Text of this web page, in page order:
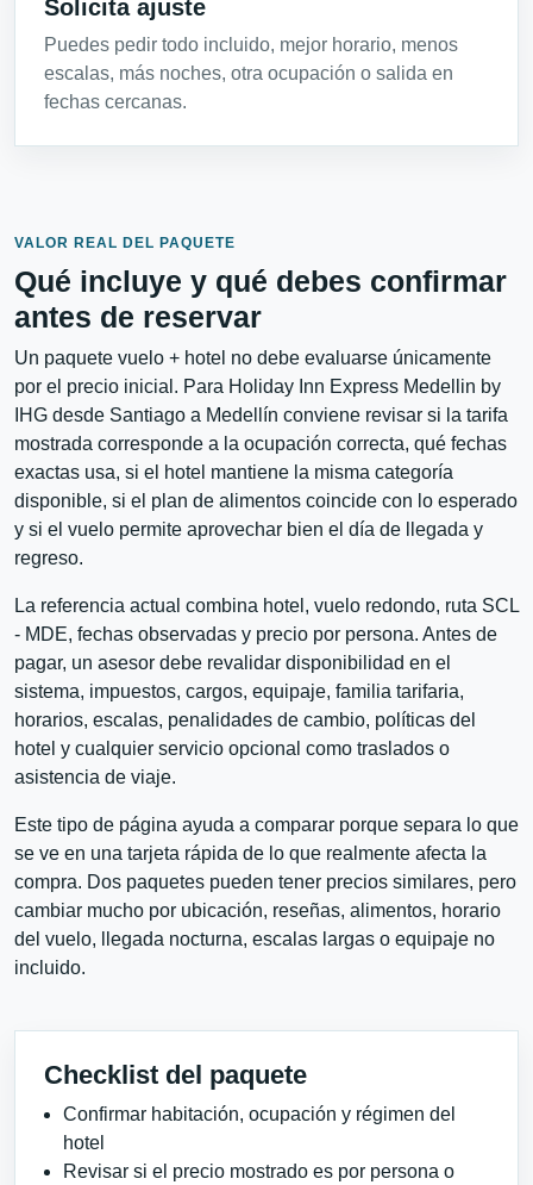
Solicita ajuste
Puedes pedir todo incluido, mejor horario, menos
escalas, más noches, otra ocupación o salida en
fechas cercanas.
VALOR REAL DEL PAQUETE
Qué incluye y qué debes confirmar
antes de reservar
Un paquete vuelo + hotel no debe evaluarse únicamente
por el precio inicial. Para Holiday Inn Express Medellin by
IHG desde Santiago a Medellín conviene revisar si la tarifa
mostrada corresponde a la ocupación correcta, qué fechas
exactas usa, si el hotel mantiene la misma categoría
disponible, si el plan de alimentos coincide con lo esperado
y si el vuelo permite aprovechar bien el día de llegada y
regreso.
La referencia actual combina hotel, vuelo redondo, ruta SCL
- MDE, fechas observadas y precio por persona. Antes de
pagar, un asesor debe revalidar disponibilidad en el
sistema, impuestos, cargos, equipaje, familia tarifaria,
horarios, escalas, penalidades de cambio, políticas del
hotel y cualquier servicio opcional como traslados o
asistencia de viaje.
Este tipo de página ayuda a comparar porque separa lo que
se ve en una tarjeta rápida de lo que realmente afecta la
compra. Dos paquetes pueden tener precios similares, pero
cambiar mucho por ubicación, reseñas, alimentos, horario
del vuelo, llegada nocturna, escalas largas o equipaje no
incluido.
Checklist del paquete
Confirmar habitación, ocupación y régimen del
hotel
Revisar si el precio mostrado es por persona o